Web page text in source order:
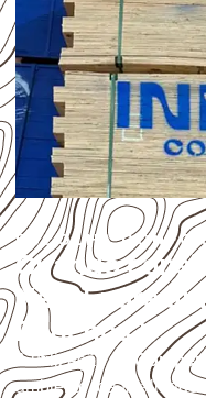
ESCOLHA
Quando
Naval para
Ranchos?
A utilização do
ambiente, da finalidade